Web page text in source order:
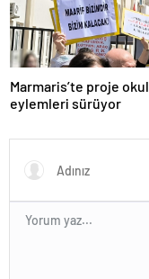
Marmaris’te proje okul
eylemleri sürüyor